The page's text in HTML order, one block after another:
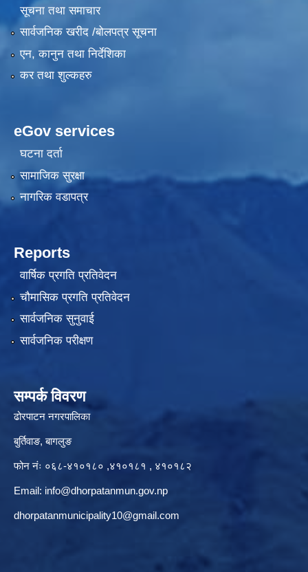
सूचना तथा समाचार
सार्वजनिक खरीद /बोलपत्र सूचना
एन, कानुन तथा निर्देशिका
कर तथा शुल्कहरु
eGov services
घटना दर्ता
सामाजिक सुरक्षा
नागरिक वडापत्र
Reports
वार्षिक प्रगति प्रतिवेदन
चौमासिक प्रगति प्रतिवेदन
सार्वजनिक सुनुवाई
सार्वजनिक परीक्षण
सम्पर्क विवरण
ढोरपाटन नगरपालिका
बुर्तिवाङ, बागलुङ
फोन नंः ०६८-४१०१८० ,४१०१८१ , ४१०१८२
Email: info@dhorpatanmun.gov.np
dhorpatanmunicipality10@gmail.com